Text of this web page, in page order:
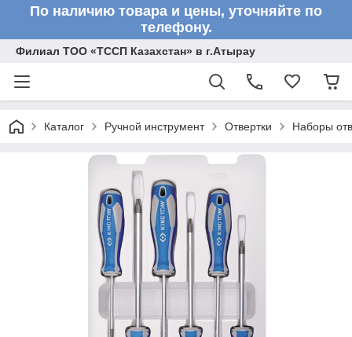
По наличию товара и цены, уточняйте по
телефону.
Филиал ТОО «ТССП Казахстан» в г.Атырау
Каталог Ручной инструмент Отвертки Наборы